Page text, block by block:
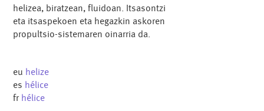
helizea, biratzean, fluidoan. Itsasontzi
eta itsaspekoen eta hegazkin askoren
propultsio-sistemaren oinarria da.
eu helize
es hélice
fr hélice